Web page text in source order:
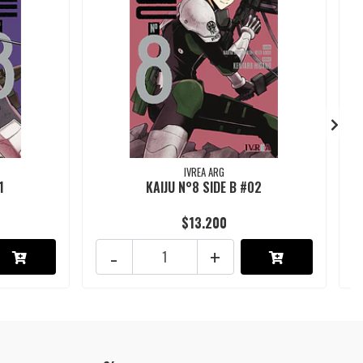
IVREA ARG
KAIJU N°8 SIDE B #02
$13.200
+
-